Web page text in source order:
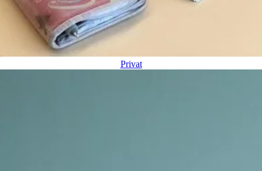
Privat